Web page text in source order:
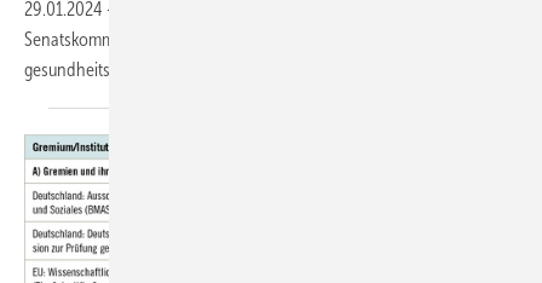
29.01.2024 -
Senatskommission zur Prüfung
gesundheitsschädlicher